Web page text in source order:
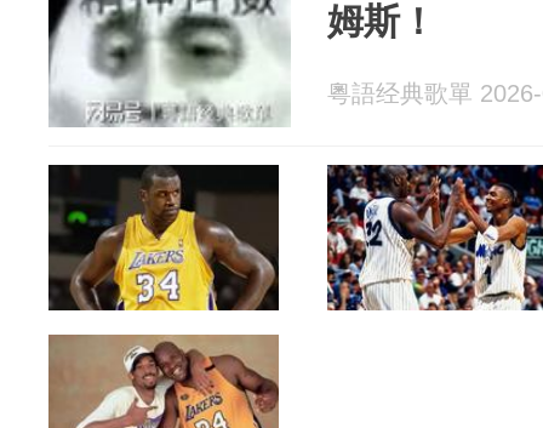
姆斯！
粵語经典歌單